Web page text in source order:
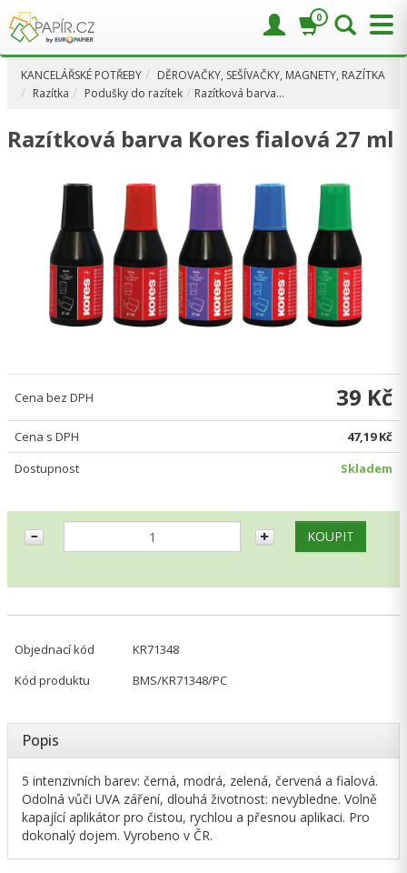
KANCELÁŘSKÉ POTŘEBY
DĚROVAČKY, SEŠÍVAČKY, MAGNETY, RAZÍTKA
Razítka
Podušky do razítek Razítková barva…
Razítková barva Kores fialová 27 ml
Cena bez DPH 39 Kč
Cena s DPH
47,19 Kč
Dostupnost
Skladem
Objednací kód
KR71348
Kód produktu
BMS/KR71348/PC
Popis
5 intenzivních barev: černá, modrá, zelená, červená a fialová.
Odolná vůči UVA záření, dlouhá životnost: nevybledne. Volně
kapající aplikátor pro čistou, rychlou a přesnou aplikaci. Pro
dokonalý dojem. Vyrobeno v ČR.
0